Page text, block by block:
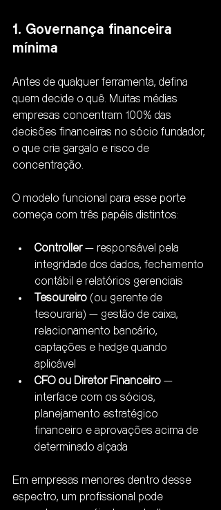
1. Governança financeira
mínima
Antes de qualquer ferramenta, defina
quem decide o quê. Muitas médias
empresas concentram 100% das
decisões financeiras no sócio fundador,
o que cria gargalo e risco de
concentração.
O modelo funcional para esse porte
começa com três papéis distintos:
Controller — responsável pela
integridade dos dados, fechamento
contábil e relatórios gerenciais
Tesoureiro (ou gerente de
tesouraria) — gestão de caixa,
relacionamento bancário,
captações e hedge quando
aplicável
CFO ou Diretor Financeiro —
interface com os sócios,
planejamento estratégico
financeiro e aprovações acima de
determinado alçada
Em empresas menores dentro desse
espectro, um profissional pode